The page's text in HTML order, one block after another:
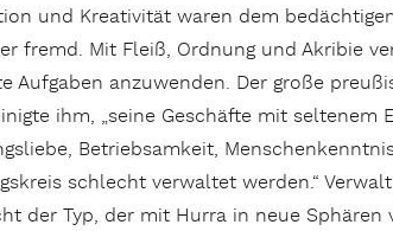
und Kreativität waren dem
fremd. Mit Fleiß, Ordnung und Akribie
Aufgaben anzuwenden. Der große
ihm, „seine Geschäfte mit seltenem
Betriebsamkeit,
schlecht verwaltet werden.“
der Typ, der mit Hurra in neue Sphären